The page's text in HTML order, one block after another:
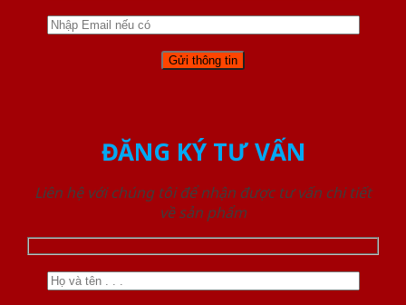
ĐĂNG KÝ TƯ VẤN
Liên hệ với chúng tôi để nhận được tư vấn chi tiết
về sản phẩm